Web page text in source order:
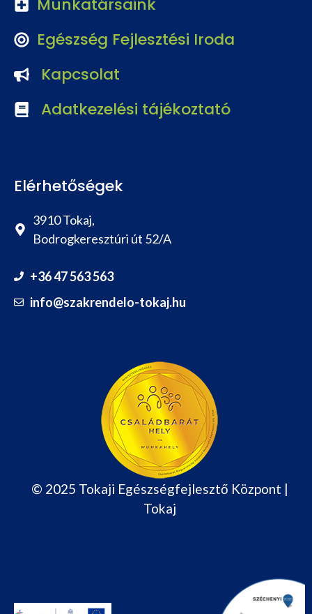
Egészség Fejlesztési Iroda
Kapcsolat
Adatkezelési tájékoztató
Elérhetőségek
3910 Tokaj,
Bodrogkeresztúri út 52/A
+36 47 563 563
info@szakrendelo-tokaj.hu
© 2025 Tokaji Egészségfejlesztő Központ |
Tokaj